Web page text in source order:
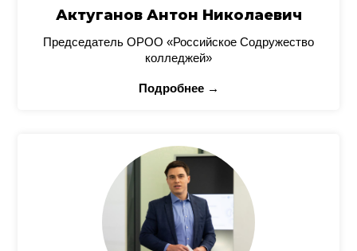
Актуганов Антон Николаевич
Председатель ОРОО «Российское Содружество
колледжей»
Подробнее →